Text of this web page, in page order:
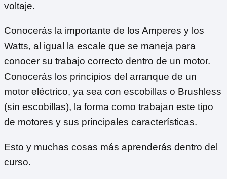
voltaje.
Conocerás la importante de los Amperes y los
Watts, al igual la escale que se maneja para
conocer su trabajo correcto dentro de un motor.
Conocerás los principios del arranque de un
motor eléctrico, ya sea con escobillas o Brushless
(sin escobillas), la forma como trabajan este tipo
de motores y sus principales características.
Esto y muchas cosas más aprenderás dentro del
curso.